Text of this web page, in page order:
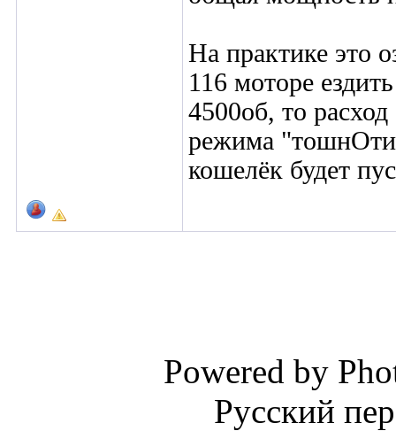
На практике это
116 моторе
4500об, то
режима
кошелёк будет
Powered by
Русский